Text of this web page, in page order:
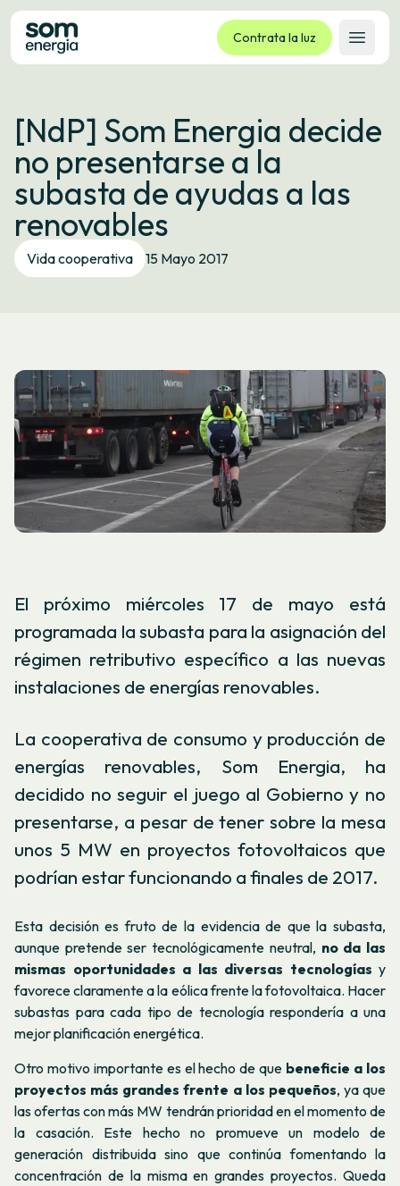
Contrata la luz
Abrir
Tarifas
Servicios
Empresas
La cooperativa
Contacto
Trámites
[NdP] Som Energia decide
no presentarse a la
subasta de ayudas a las
renovables
Vida cooperativa 15 Mayo 2017
El próximo miércoles 17 de mayo está
programada la subasta para la asignación del
régimen retributivo específico a las nuevas
instalaciones de energías renovables.
La cooperativa de consumo y producción de
energías renovables, Som Energia, ha
decidido no seguir el juego al Gobierno y no
presentarse, a pesar de tener sobre la mesa
unos 5 MW en proyectos fotovoltaicos que
podrían estar funcionando a finales de 2017.
Esta decisión es fruto de la evidencia de que la subasta,
aunque pretende ser tecnológicamente neutral, no da las
mismas oportunidades a las diversas tecnologías y
favorece claramente a la eólica frente la fotovoltaica. Hacer
subastas para cada tipo de tecnología respondería a una
mejor planificación energética.
Otro motivo importante es el hecho de que beneficie a los
proyectos más grandes frente a los pequeños, ya que
las ofertas con más MW tendrán prioridad en el momento de
la casación. Este hecho no promueve un modelo de
generación distribuida sino que continúa fomentando la
concentración de la misma en grandes proyectos. Queda